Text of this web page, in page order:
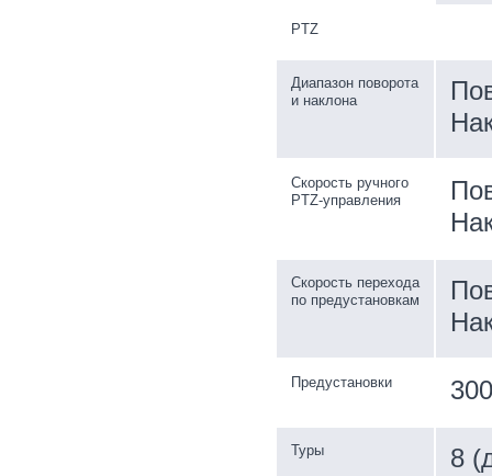
PTZ
Диапазон поворота
и наклона
Скорость ручного
PTZ-управления
Скорость перехода
по предустановкам
Предустановки 300
Туры 8